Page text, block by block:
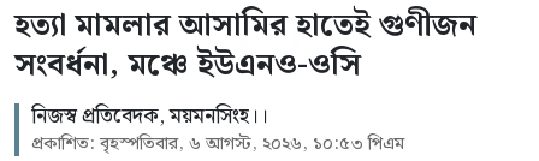
হত্যা মামলার আসামির হাতেই গুণীজন
সংবর্ধনা, মঞ্চে ইউএনও-ওসি
নিজস্ব প্রতিবেদক, ময়মনসিংহ।।
প্রকাশিত: বৃহস্পতিবার, ৬ আগস্ট, ২০২৬, ১০:৫৩ পিএম